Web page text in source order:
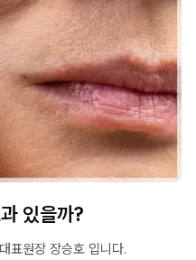
있을까?
표원장 장승호 입니다.